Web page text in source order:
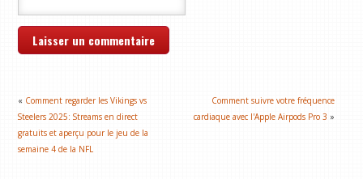
« Comment regarder les Vikings vs
Steelers 2025: Streams en direct
gratuits et aperçu pour le jeu de la
semaine 4 de la NFL
Comment suivre votre fréquence
cardiaque avec l'Apple Airpods Pro 3 »